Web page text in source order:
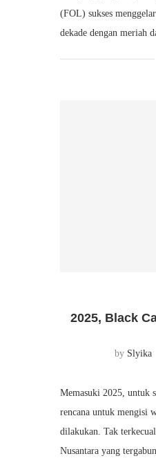
(FOL) sukses
dekade dengan meriah
2025, Black
by Slyika
Memasuki 2025, untuk
rencana untuk mengisi
dilakukan. Tak
Nusantara yang